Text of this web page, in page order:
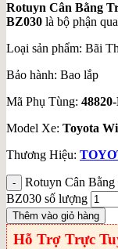
Rotuyn Cân Bằng
BZ030 là bộ phận
Loại sản phẩm: Bãi
Bảo hành: Bao lắp
Mã Phụ Tùng:
Model Xe: Toyota
Thương Hiệu:
Rotuyn Cân
BZ030 số lượng
Thêm vào giỏ hàng
Hỗ Trợ Trực